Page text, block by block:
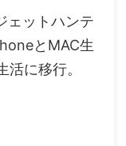
ェットハンテ
とMAC生
に移行。